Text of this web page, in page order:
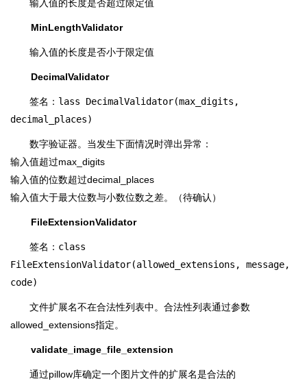
输入值的长度是否超过限定值
MinLengthValidator
输入值的长度是否小于限定值
DecimalValidator
签名： lass DecimalValidator(max_digits,
decimal_places)
数字验证器。当发生下面情况时弹出异常：
输入值超过max_digits
输入值的位数超过decimal_places
输入值大于最大位数与小数位数之差。（待确认）
FileExtensionValidator
签名： class
FileExtensionValidator(allowed_extensions, message,
code)
文件扩展名不在合法性列表中。合法性列表通过参数
allowed_extensions指定。
validate_image_file_extension
通过pillow库确定一个图片文件的扩展名是合法的